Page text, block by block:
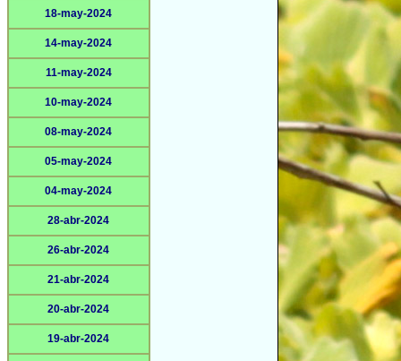
18-may-2024
14-may-2024
11-may-2024
10-may-2024
08-may-2024
05-may-2024
04-may-2024
28-abr-2024
26-abr-2024
21-abr-2024
20-abr-2024
19-abr-2024